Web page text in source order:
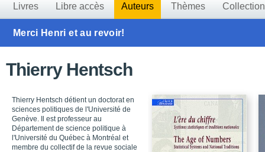
Livres Libre accès Auteurs Thèmes
Merci Henri et au revoir!
Thierry Hentsch
Thierry Hentsch détient un doctorat en
sciences politiques de l'Université de
Genève. Il est professeur au
Département de science politique à
l'Université du Québec à Montréal et
membre du collectif de la revue sociale